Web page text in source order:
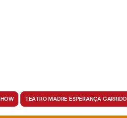
TEATRO MADRE ESPERANÇA GARRIDO